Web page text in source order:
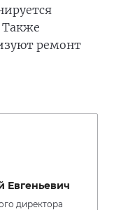
Также
ремонт
Евгеньевич
директора